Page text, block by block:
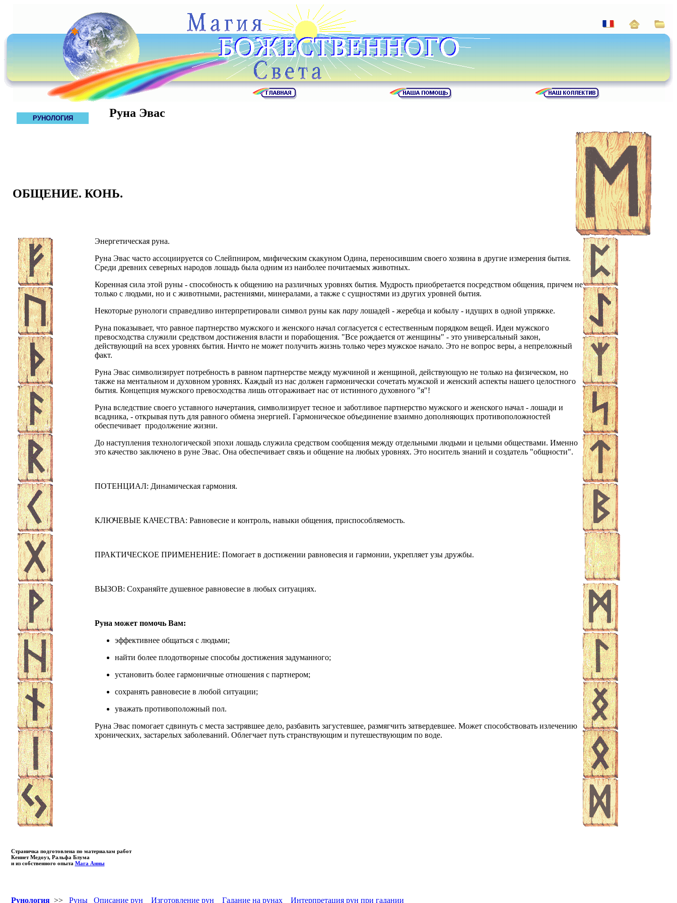
РУНОЛОГИЯ Руна Эвас
ОБЩЕНИЕ. КОНЬ.
Энергетическая руна.
Руна Эвас часто ассоциируется со Слейпниром, мифическим скакуном Одина, переносившим своего хозяина в другие измерения бытия.
Среди древних северных народов лошадь была одним из наиболее почитаемых животных.
Коренная сила этой руны - способность к общению на различных уровнях бытия. Мудрость приобретается посредством общения, причем не
только с людьми, но и с животными, растениями, минералами, а также с сущностями из других уровней бытия.
Некоторые рунологи справедливо интерпретировали символ руны как пару лошадей - жеребца и кобылу - идущих в одной упряжке.
Руна показывает, что равное партнерство мужского и женского начал согласуется с естественным порядком вещей. Идеи мужского
превосходства служили средством достижения власти и порабощения. "Все рождается от женщины" - это универсальный закон,
действующий на всех уровнях бытия. Ничто не может получить жизнь только через мужское начало. Это не вопрос веры, а непреложный
факт.
Руна Эвас символизирует потребность в равном партнерстве между мужчиной и женщиной, действующую не только на физическом, но
также на ментальном и духовном уровнях. Каждый из нас должен гармонически сочетать мужской и женский аспекты нашего целостного
бытия. Концепция мужского превосходства лишь отгораживает нас от истинного духовного "я"!
Руна вследствие своего уставного начертания, символизирует тесное и заботливое партнерство мужского и женского начал - лошади и
всадника, - открывая путь для равного обмена энергией. Гармоническое объединение взаимно дополняющих противоположностей
обеспечивает продолжение жизни.
До наступления технологической эпохи лошадь служила средством сообщения между отдельными людьми и целыми обществами. Именно
это качество заключено в руне Эвас. Она обеспечивает связь и общение на любых уровнях. Это носитель знаний и создатель "общности".
ПОТЕНЦИАЛ: Динамическая гармония.
КЛЮЧЕВЫЕ КАЧЕСТВА: Равновесие и контроль, навыки общения, приспособляемость.
ПРАКТИЧЕСКОЕ ПРИМЕНЕНИЕ: Помогает в достижении равновесия и гармонии, укрепляет узы дружбы.
ВЫЗОВ: Сохраняйте душевное равновесие в любых ситуациях.
Руна может помочь Вам:
эффективнее общаться с людьми;
найти более плодотворные способы достижения задуманного;
установить более гармоничные отношения с партнером;
сохранять равновесие в любой ситуации;
уважать противоположный пол.
Руна Эвас помогает сдвинуть с места застрявшее дело, разбавить загустевшее, размягчить затвердевшее. Может способствовать излечению
хронических, застарелых заболеваний. Облегчает путь странствующим и путешествующим по воде.
Страничка подготовлена по материалам работ
Кеннет Медоуз, Ральфа Блума
и из собственного опыта Мага Анны
Рунология>> Руны Описание рун Изготовление рун Гадание на рунах Интерпретация рун при гадании